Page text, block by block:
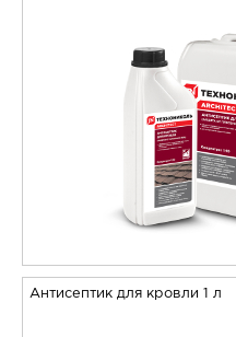
Антисептик для кровли 1 л